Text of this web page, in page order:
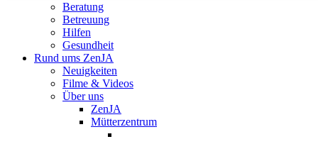
Beratung
Betreuung
Hilfen
Gesundheit
Rund ums ZenJA
Neuigkeiten
Filme & Videos
Über uns
ZenJA
Mütterzentrum